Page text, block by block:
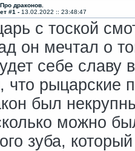
драконов.
#1 - 13.02.2022 :: 23:48:47
с тоской
он мечтал о
себе славу
что рыцарские
был
можно
зуба,